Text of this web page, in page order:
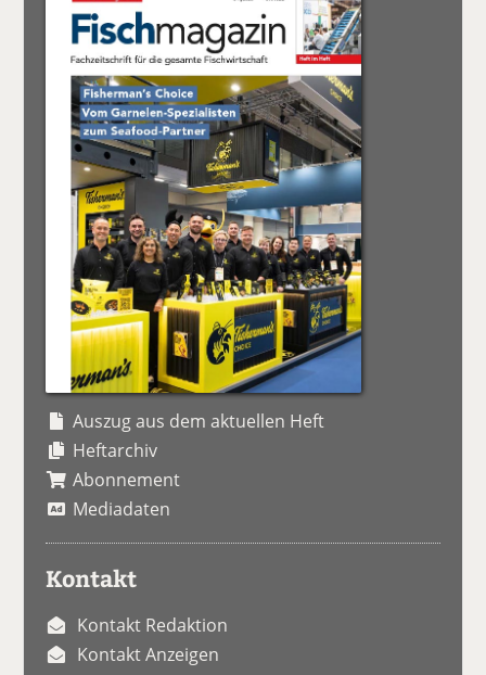
Auszug aus dem aktuellen Heft
Heftarchiv
Abonnement
Mediadaten
Kontakt
Kontakt Redaktion
Kontakt Anzeigen